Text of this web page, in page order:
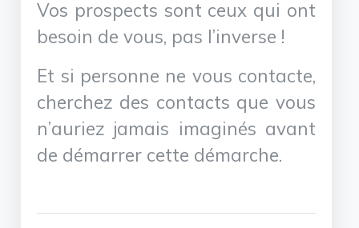
Vos prospects sont ceux qui ont
besoin de vous, pas l’inverse !
Et si personne ne vous contacte,
cherchez des contacts que vous
n’auriez jamais imaginés avant
de démarrer cette démarche.